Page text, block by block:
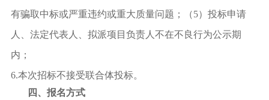
有骗取中标或严重违约或重大质量问题；（5）投标申请
人、法定代表人、拟派项目负责人不在不良行为公示期
内；
6.本次招标不接受联合体投标。
四、报名方式